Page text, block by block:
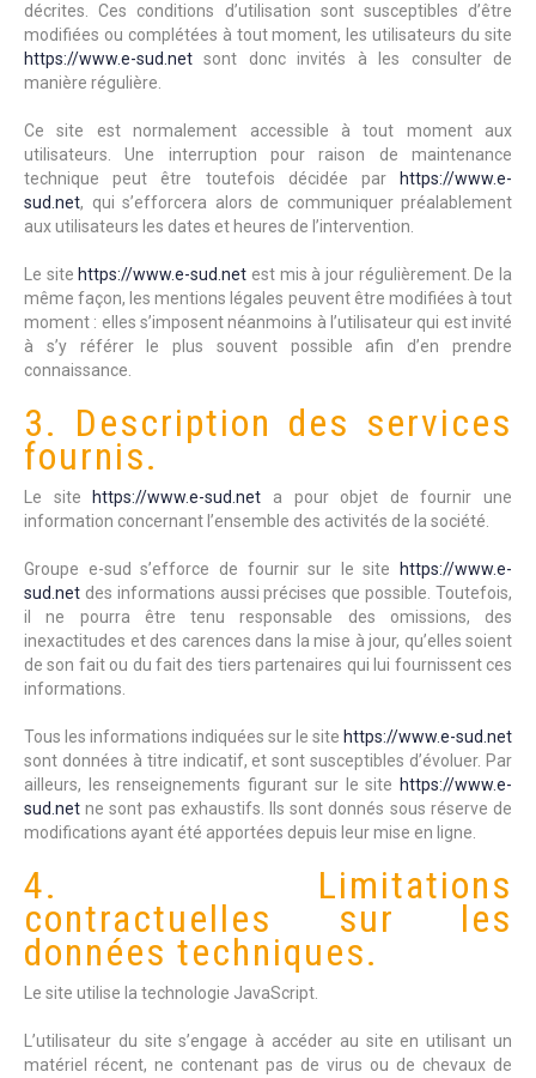
décrites. Ces conditions d’utilisation sont susceptibles d’être
modifiées ou complétées à tout moment, les utilisateurs du site
https://www.e-sud.net sont donc invités à les consulter de
manière régulière.
Ce site est normalement accessible à tout moment aux
utilisateurs. Une interruption pour raison de maintenance
technique peut être toutefois décidée par
https://www.e-
sud.net, qui s’efforcera alors de communiquer préalablement
aux utilisateurs les dates et heures de l’intervention.
Le site https://www.e-sud.net est mis à jour régulièrement. De la
même façon, les mentions légales peuvent être modifiées à tout
moment : elles s’imposent néanmoins à l’utilisateur qui est invité
à s’y référer le plus souvent possible afin d’en prendre
connaissance.
3. Description des services
fournis.
Le site https://www.e-sud.net a pour objet de fournir une
information concernant l’ensemble des activités de la société.
Groupe e-sud s’efforce de fournir sur le site
https://www.e-
sud.net des informations aussi précises que possible. Toutefois,
il ne pourra être tenu responsable des omissions, des
inexactitudes et des carences dans la mise à jour, qu’elles soient
de son fait ou du fait des tiers partenaires qui lui fournissent ces
informations.
Tous les informations indiquées sur le site https://www.e-sud.net
sont données à titre indicatif, et sont susceptibles d’évoluer. Par
ailleurs, les renseignements figurant sur le site https://www.e-
sud.net ne sont pas exhaustifs. Ils sont donnés sous réserve de
modifications ayant été apportées depuis leur mise en ligne.
4. Limitations
contractuelles sur les
données techniques.
Le site utilise la technologie JavaScript.
L’utilisateur du site s’engage à accéder au site en utilisant un
matériel récent, ne contenant pas de virus ou de chevaux de